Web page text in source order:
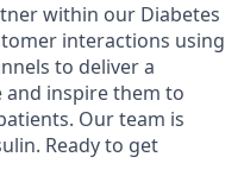
within our Diabetes
interactions using
to deliver a
inspire them to
Our team is
Ready to get